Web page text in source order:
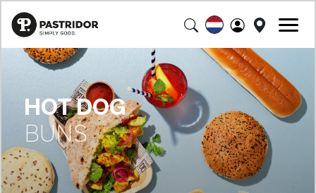
HOT DOG
BUNS